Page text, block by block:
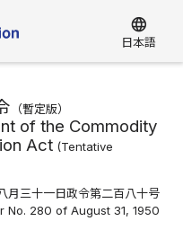
language
日本語
（暫定版）
of the Commodity
Act(Tentative
月三十一日政令第二百八十号
No. 280 of August 31, 1950